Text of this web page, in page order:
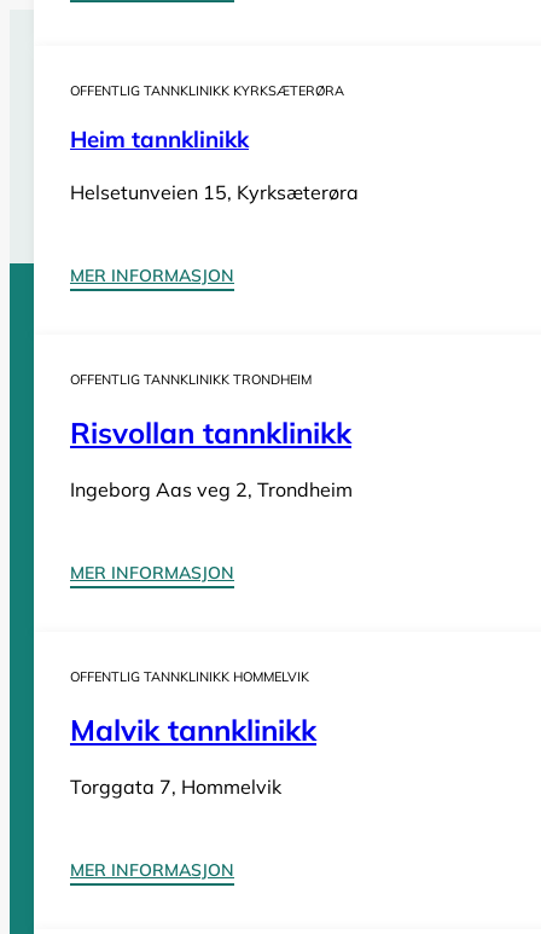
OFFENTLIG TANNKLINIKK KYRKSÆTERØRA
Heim tannklinikk
Helsetunveien 15, Kyrksæterøra
MER INFORMASJON
OFFENTLIG TANNKLINIKK TRONDHEIM
Risvollan tannklinikk
Ingeborg Aas veg 2, Trondheim
MER INFORMASJON
OFFENTLIG TANNKLINIKK HOMMELVIK
Malvik tannklinikk
Torggata 7, Hommelvik
MER INFORMASJON
Tannlegevakt Vågland
Har du behov for akutt tannlegehjelp
også i helger og på helligdager. Sjekk vår oversikt for
Se tannlegevakter i Trøndelag
Tannleger etter fylke
Tannleger Akershus
Tannleger Buskerud
Tannleger Innlandet
Tannleger Nordland
Tannleger Norge forsideSøk etter tannlege